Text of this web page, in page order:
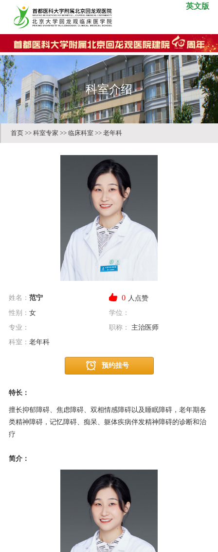
英文版
科室介绍
姓名： 范宁 0 人点赞
性别： 女
学位：
专业：
职称：
主治医师
科室： 老年科
预约挂号
首页 >> 科室专家 >> 临床科室 >> 老年科
特长：
擅长抑郁障碍、焦虑障碍、双相情感障碍以及睡眠障碍，老年期各
类精神障碍，记忆障碍、痴呆、躯体疾病伴发精神障碍的诊断和治
疗
简介：